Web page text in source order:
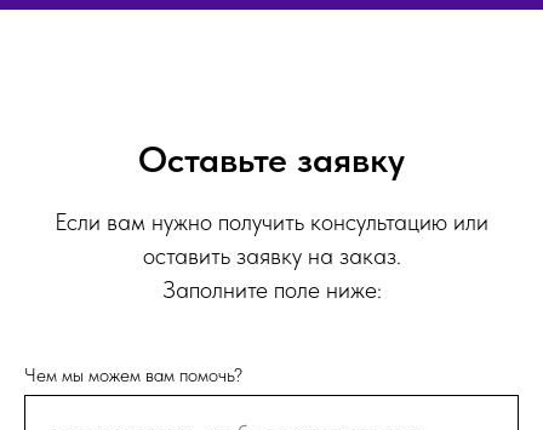
Оставьте заявку
Если вам нужно получить консультацию или
оставить заявку на заказ.
Заполните поле ниже:
Чем мы можем вам помочь?